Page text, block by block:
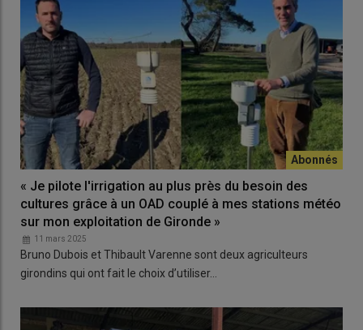
« Je pilote l'irrigation au plus près du besoin des
cultures grâce à un OAD couplé à mes stations météo
sur mon exploitation de Gironde »
11 mars 2025
Bruno Dubois et Thibault Varenne sont deux agriculteurs
girondins qui ont fait le choix d’utiliser…